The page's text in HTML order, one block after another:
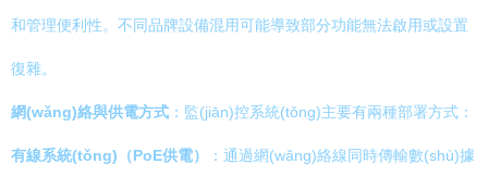
和管理便利性。不同品牌設備混用可能導致部分功能無法啟用或設置
復雜。
網(wǎng)絡與供電方式 ：監(jiān)控系統(tǒng)主要有兩種部署方式：
有線系統(tǒng)（PoE供電） ：通過網(wǎng)絡線同時傳輸數(shù)據